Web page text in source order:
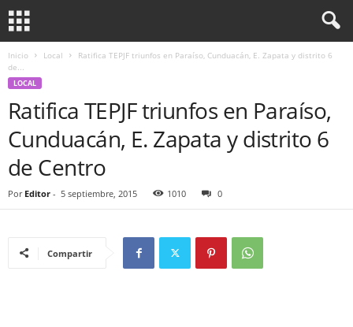
Inicio Local
Ratifica TEPJF triunfos en Paraíso, Cunduacán, E. Zapata y distrito 6
de...
LOCAL
Ratifica TEPJF triunfos en Paraíso,
Cunduacán, E. Zapata y distrito 6
de Centro
Por Editor - 5 septiembre, 2015 1010 0
Compartir